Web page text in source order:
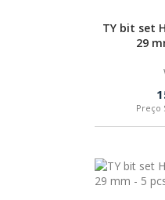
TY bit set
29
Preço